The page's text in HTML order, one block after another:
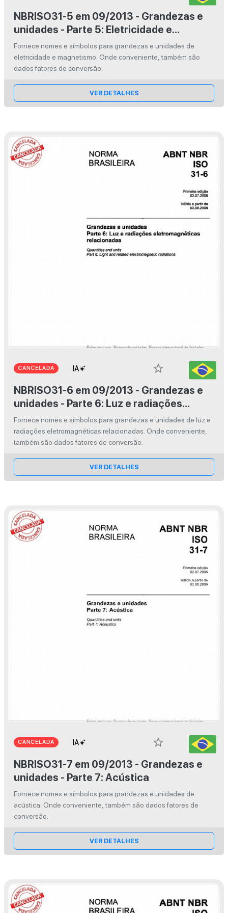
NBRISO31-5 em 09/2013 - Grandezas e
unidades - Parte 5: Eletricidade e
magnetismo
Fornece nomes e símbolos para grandezas e unidades de
eletricidade e magnetismo. Onde conveniente, também são
dados fatores de conversão.
VER DETALHES
CANCELADA
star_border
NBRISO31-6 em 09/2013 - Grandezas e
unidades - Parte 6: Luz e radiações
eletromagnéticas relacionadas
Fornece nomes e símbolos para grandezas e unidades de luz e
radiações eletromagnéticas relacionadas. Onde conveniente,
também são dados fatores de conversão.
VER DETALHES
CANCELADA
star_border
NBRISO31-7 em 09/2013 - Grandezas e
unidades - Parte 7: Acústica
Fornece nomes e símbolos para grandezas e unidades de
acústica. Onde conveniente, também são dados fatores de
conversão.
VER DETALHES